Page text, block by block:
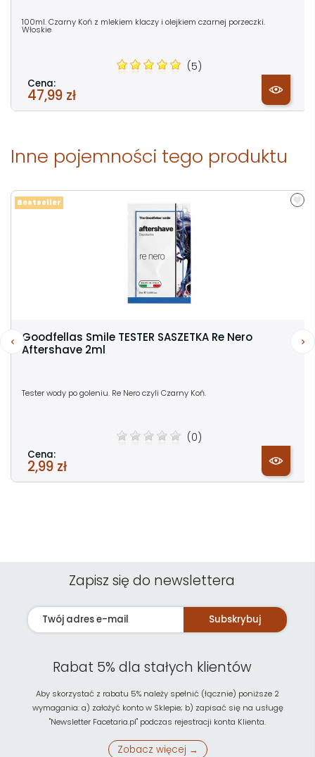
100ml. Czarny Koń z mlekiem klaczy i olejkiem czarnej porzeczki.
Włoskie
(5)
Cena:
47,99 zł
Inne pojemności tego produktu
Goodfellas Smile TESTER SASZETKA Re Nero
Aftershave 2ml
Tester wody po goleniu. Re Nero czyli Czarny Koń.
(0)
Cena:
2,99 zł
Bestseller
Zapisz się do newslettera
Subskrybuj
Rabat 5% dla stałych klientów
Aby skorzystać z rabatu 5% należy spełnić (łącznie) poniższe 2
wymagania: a) założyć konto w Sklepie; b) zapisać się na usługę
"Newsletter Facetaria.pl" podczas rejestracji konta Klienta.
Zobacz więcej →